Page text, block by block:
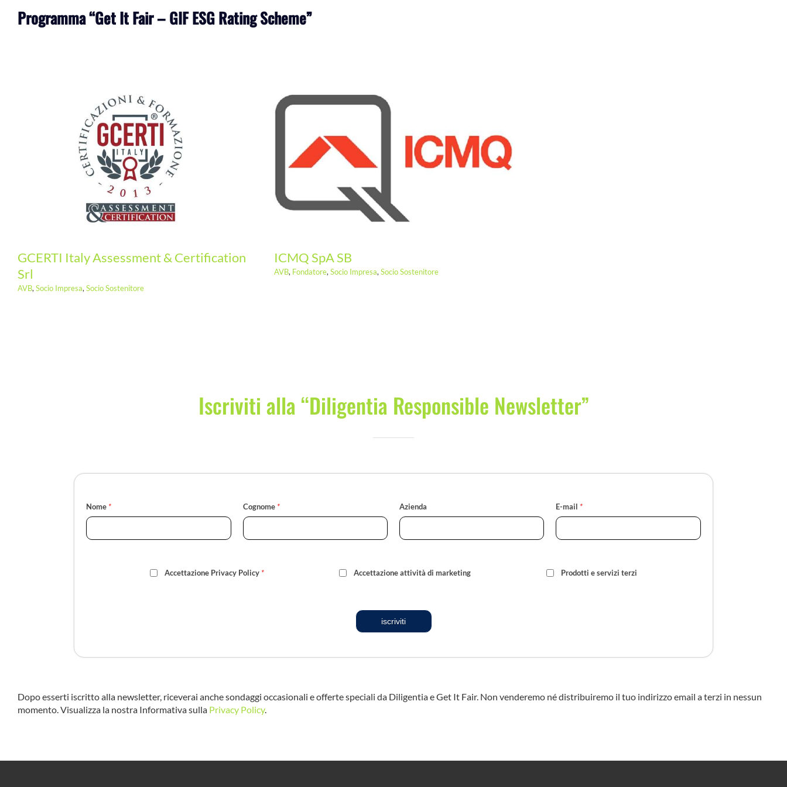
Programma “Get It Fair – GIF ESG Rating Scheme”
GCERTI Italy Assessment & Certification
Srl
AVB, Socio Impresa, Socio Sostenitore
ICMQ SpA SB
ICMQ SpA SB
AVB, Fondatore, Socio Impresa, Socio Sostenitore
Iscriviti alla “Diligentia Responsible Newsletter”
Nome * Cognome * Azienda E-mail *
Accettazione Privacy Policy * Accettazione attività di marketing Prodotti e servizi terzi
iscriviti
Dopo esserti iscritto alla newsletter, riceverai anche sondaggi occasionali e offerte speciali da Diligentia e Get It Fair. Non venderemo né distribuiremo il tuo indirizzo email a terzi in nessun
momento. Visualizza la nostra Informativa sulla Privacy Policy.